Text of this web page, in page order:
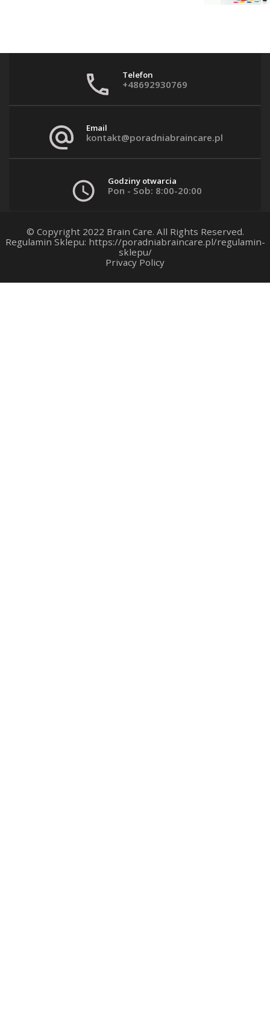
Telefon
+48692930769
Email
kontakt@poradniabraincare.pl
Godziny otwarcia
Pon - Sob: 8:00-20:00
© Copyright 2022 Brain Care. All Rights Reserved.
Regulamin Sklepu: https://poradniabraincare.pl/regulamin-
sklepu/
Privacy Policy